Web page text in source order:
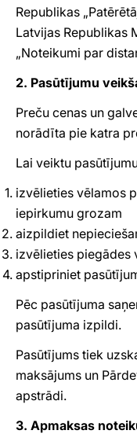
Republikas
Latvijas Republikas
„Noteikumi par
2. Pasūtījumu
Preču cenas un
norādīta pie katra
Lai veiktu
izvēlieties vēlamos
iepirkumu grozam
aizpildiet
izvēlieties piegādes
apstipriniet
Pēc pasūtījuma
pasūtījuma izpildi.
Pasūtījums tiek
maksājums un
apstrādi.
3. Apmaksas